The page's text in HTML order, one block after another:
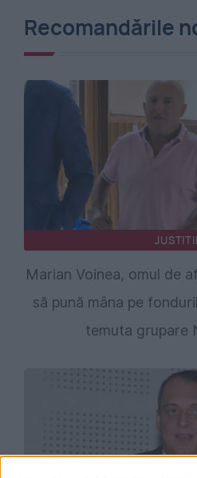
Recomandările
Marian Voinea, omul de
să pună mâna pe
temuta grupare